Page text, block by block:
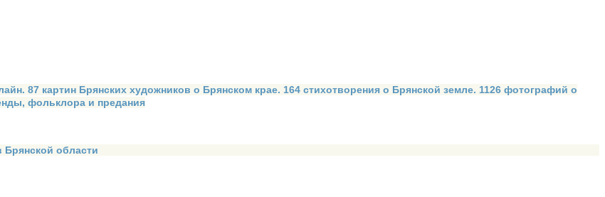
87 картин Брянских художников о Брянском крае. 164 стихотворения о Брянской земле. 1126 фотографий о
фольклора и предания
Брянской области